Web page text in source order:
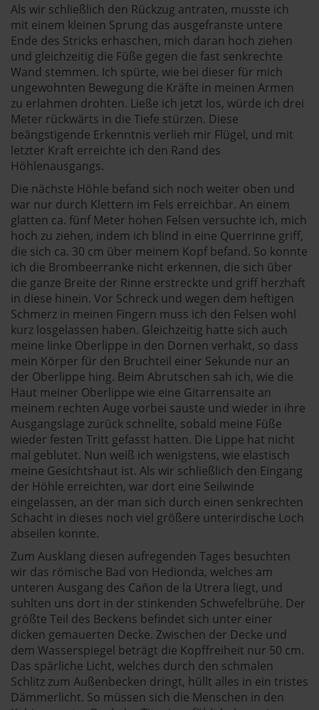
Als wir schließlich den Rückzug antraten, musste ich
mit einem kleinen Sprung das ausgefranste untere
Ende des Stricks erhaschen, mich daran hoch ziehen
und gleichzeitig die Füße gegen die fast senkrechte
Wand stemmen. Ich spürte, wie bei dieser für mich
ungewohnten Bewegung die Kräfte in meinen Armen
zu erlahmen drohten. Ließe ich jetzt los, würde ich drei
Meter rückwärts in die Tiefe stürzen. Diese
beängstigende Erkenntnis verlieh mir Flügel, und mit
letzter Kraft erreichte ich den Rand des
Höhlenausgangs.
Die nächste Höhle befand sich noch weiter oben und
war nur durch Klettern im Fels erreichbar. An einem
glatten ca. fünf Meter hohen Felsen versuchte ich, mich
hoch zu ziehen, indem ich blind in eine Querrinne griff,
die sich ca. 30 cm über meinem Kopf befand. So konnte
ich die Brombeerranke nicht erkennen, die sich über
die ganze Breite der Rinne erstreckte und griff herzhaft
in diese hinein. Vor Schreck und wegen dem heftigen
Schmerz in meinen Fingern muss ich den Felsen wohl
kurz losgelassen haben. Gleichzeitig hatte sich auch
meine linke Oberlippe in den Dornen verhakt, so dass
mein Körper für den Bruchteil einer Sekunde nur an
der Oberlippe hing. Beim Abrutschen sah ich, wie die
Haut meiner Oberlippe wie eine Gitarrensaite an
meinem rechten Auge vorbei sauste und wieder in ihre
Ausgangslage zurück schnellte, sobald meine Füße
wieder festen Tritt gefasst hatten. Die Lippe hat nicht
mal geblutet. Nun weiß ich wenigstens, wie elastisch
meine Gesichtshaut ist. Als wir schließlich den Eingang
der Höhle erreichten, war dort eine Seilwinde
eingelassen, an der man sich durch einen senkrechten
Schacht in dieses noch viel größere unterirdische Loch
abseilen konnte.
Zum Ausklang diesen aufregenden Tages besuchten
wir das römische Bad von Hedionda, welches am
unteren Ausgang des Cañon de la Utrera liegt, und
suhlten uns dort in der stinkenden Schwefelbrühe. Der
größte Teil des Beckens befindet sich unter einer
dicken gemauerten Decke. Zwischen der Decke und
dem Wasserspiegel beträgt die Kopffreiheit nur 50 cm.
Das spärliche Licht, welches durch den schmalen
Schlitz zum Außenbecken dringt, hüllt alles in ein tristes
Dämmerlicht. So müssen sich die Menschen in den